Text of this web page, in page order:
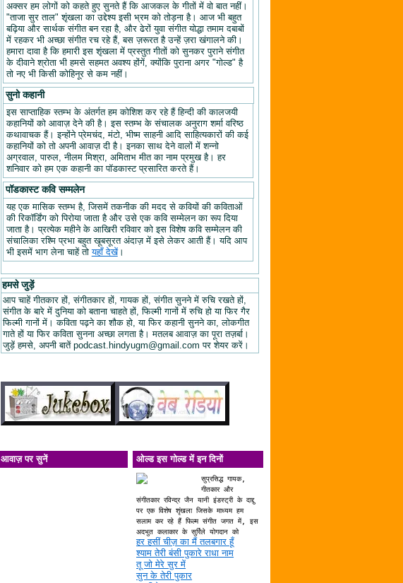
अक्सर हम लोगों को कहते हुए सुनते हैं कि आजकल के गीतों में वो बात नहीं।
"ताजा सुर ताल" शृंखला का उद्देश्य इसी भ्रम को तोड़ना है। आज भी बहुत
बढ़िया और सार्थक संगीत बन रहा है, और ढेरों युवा संगीत योद्धा तमाम दबाबों
में रहकर भी अच्छा संगीत रच रहे हैं, बस ज़रूरत है उन्हें ज़रा खंगालने की।
हमारा दावा है कि हमारी इस शृंखला में प्रस्तुत गीतों को सुनकर पुराने संगीत
के दीवाने श्रोता भी हमसे सहमत अवश्य होंगें, क्योंकि पुराना अगर "गोल्ड" है
तो नए भी किसी कोहिनूर से कम नहीं।
सुनो कहानी
इस साप्ताहिक स्तम्भ के अंतर्गत हम कोशिश कर रहे हैं हिन्दी की कालजयी
कहानियों को आवाज़ देने की है। इस स्तम्भ के संचालक अनुराग शर्मा वरिष्ठ
कथावाचक हैं। इन्होंने प्रेमचंद, मंटो, भीष्म साहनी आदि साहित्यकारों की कई
कहानियों को तो अपनी आवाज़ दी है। इनका साथ देने वालों में शन्नो
अग्रवाल, पारुल, नीलम मिश्रा, अमिताभ मीत का नाम प्रमुख है। हर
शनिवार को हम एक कहानी का पॉडकास्ट प्रसारित करते हैं।
पॉडकास्ट कवि सम्मलेन
यह एक मासिक स्तम्भ है, जिसमें तकनीक की मदद से कवियों की कविताओं
की रिकॉर्डिंग को पिरोया जाता है और उसे एक कवि सम्मेलन का रूप दिया
जाता है। प्रत्येक महीने के आखिरी रविवार को इस विशेष कवि सम्मेलन की
संचालिका रश्मि प्रभा बहुत खूबसूरत अंदाज़ में इसे लेकर आती हैं। यदि आप
भी इसमें भाग लेना चाहें तोयहाँ देखें।
हमसे जुड़ें
आप चाहें गीतकार हों, संगीतकार हों, गायक हों, संगीत सुनने में रुचि रखते हों,
संगीत के बारे में दुनिया को बताना चाहते हों, फिल्मी गानों में रुचि हो या फिर गैर
फिल्मी गानों में। कविता पढ़ने का शौक हो, या फिर कहानी सुनने का, लोकगीत
गाते हों या फिर कविता सुनना अच्छा लगता है। मतलब आवाज़ का पूरा तज़र्बा।
जुड़ें हमसे, अपनी बातें podcast.hindyugm@gmail.com पर शेयर करें।
आवाज़ पर सुनें ओल्ड इस गोल्ड में इन दिनों
सुप्रसिद्ध गायक,
गीतकार और
संगीतकार रविन्द्र जैन यानी इंडस्ट्री के दाद्दु
पर एक विशेष शृंखला जिसके माध्यम हम
सलाम कर रहे हैं फिल्म संगीत जगत में, इस
अदभुत कलाकार के सुर्रिले योगदान को
हर हसीं चीज़ का मैं तलबगार हूँ
श्याम तेरी बंसी पुकारे राधा नाम
तू जो मेरे सुर में
सुन के तेरी पुकार